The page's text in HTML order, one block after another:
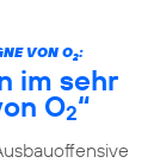
VON O2:
im sehr
O2“